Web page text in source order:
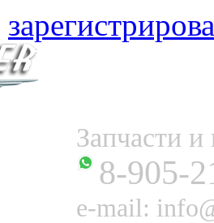
Запчасти
8-905-
e-mail: